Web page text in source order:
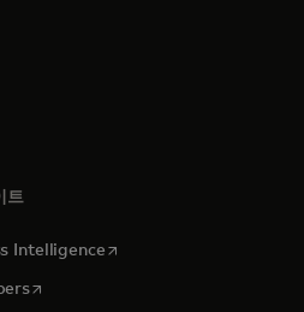
트
Intelligence새 탭에서 열림
새 탭에서 열림